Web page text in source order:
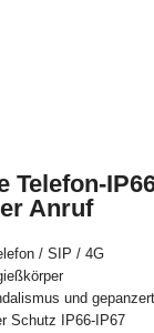
Telefon-
Anruf
/ SIP / 4G
und
Schutz IP66-IP67